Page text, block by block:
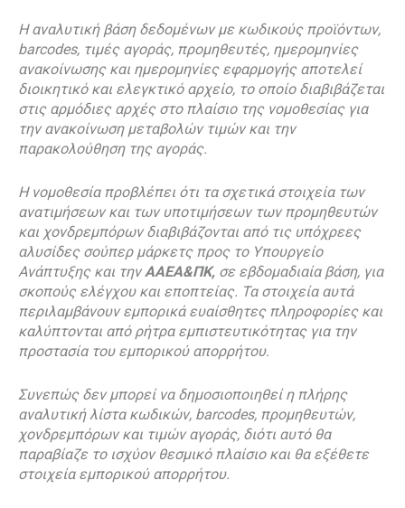
Η αναλυτική βάση δεδομένων με κωδικούς προϊόντων,
barcodes, τιμές αγοράς, προμηθευτές, ημερομηνίες
ανακοίνωσης και ημερομηνίες εφαρμογής αποτελεί
διοικητικό και ελεγκτικό αρχείο, το οποίο διαβιβάζεται
στις αρμόδιες αρχές στο πλαίσιο της νομοθεσίας για
την ανακοίνωση μεταβολών τιμών και την
παρακολούθηση της αγοράς.
Η νομοθεσία προβλέπει ότι τα σχετικά στοιχεία των
ανατιμήσεων και των υποτιμήσεων των προμηθευτών
και χονδρεμπόρων διαβιβάζονται από τις υπόχρεες
αλυσίδες σούπερ μάρκετς προς το Υπουργείο
Ανάπτυξης και τηνΑΑΕΑ&ΠΚ, σε εβδομαδιαία βάση, για
σκοπούς ελέγχου και εποπτείας. Τα στοιχεία αυτά
περιλαμβάνουν εμπορικά ευαίσθητες πληροφορίες και
καλύπτονται από ρήτρα εμπιστευτικότητας για την
προστασία του εμπορικού απορρήτου.
Συνεπώς δεν μπορεί να δημοσιοποιηθεί η πλήρης
αναλυτική λίστα κωδικών, barcodes, προμηθευτών,
χονδρεμπόρων και τιμών αγοράς, διότι αυτό θα
παραβίαζε το ισχύον θεσμικό πλαίσιο και θα εξέθετε
στοιχεία εμπορικού απορρήτου.